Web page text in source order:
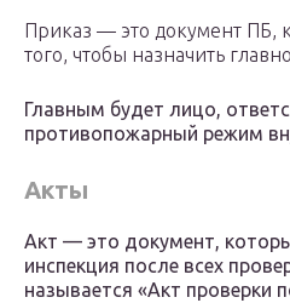
Приказ — это документ ПБ,
того, чтобы назначить
Главным будет лицо,
противопожарный режим
Акты
Акт — это документ,
инспекция после всех
называется «Акт проверки